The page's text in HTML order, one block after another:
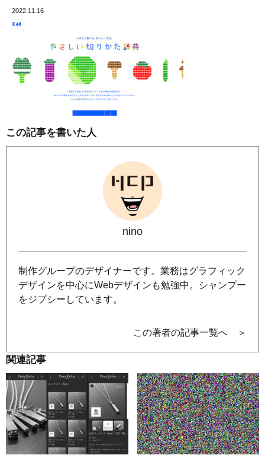
2022.11.16
この記事を書いた人
nino
制作グループのデザイナーです。業務はグラフィック
デザインを中心にWebデザインも勉強中。シャンプー
をジプシーしています。
この著者の記事一覧へ ＞
関連記事